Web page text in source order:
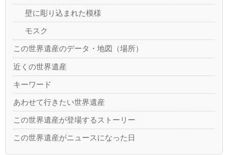
壁に彫り込まれた模様
モスク
この世界遺産のデータ・地図（場所）
近くの世界遺産
キーワード
あわせて行きたい世界遺産
この世界遺産が登場するストーリー
この世界遺産がニュースになった日